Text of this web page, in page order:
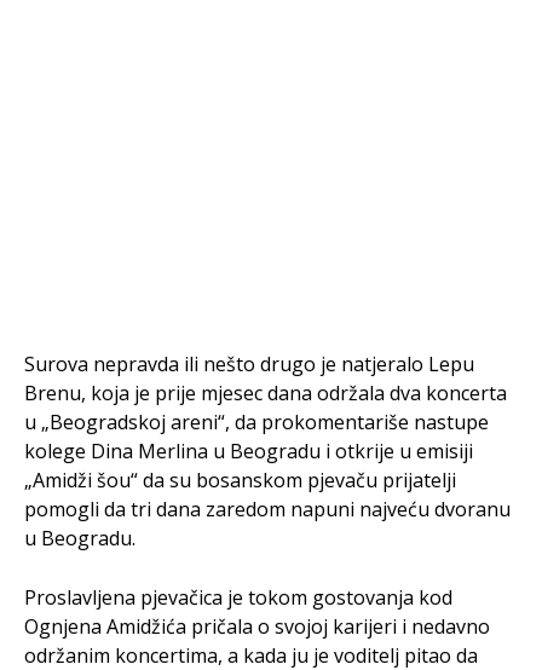
Surova nepravda ili nešto drugo je natjeralo Lepu
Brenu, koja je prije mjesec dana održala dva koncerta
u „Beogradskoj areni“, da prokomentariše nastupe
kolege Dina Merlina u Beogradu i otkrije u emisiji
„Amidži šou“ da su bosanskom pjevaču prijatelji
pomogli da tri dana zaredom napuni najveću dvoranu
u Beogradu.
Proslavljena pjevačica je tokom gostovanja kod
Ognjena Amidžića pričala o svojoj karijeri i nedavno
održanim koncertima, a kada ju je voditelj pitao da